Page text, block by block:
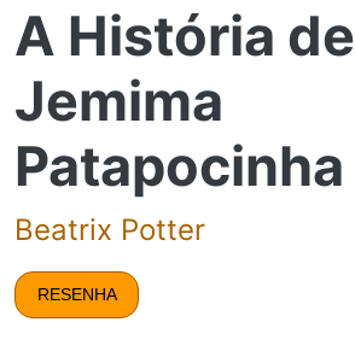
A História de
Jemima
Patapocinha
Beatrix Potter
RESENHA